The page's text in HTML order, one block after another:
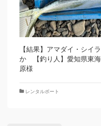
【結果】アマダイ・シ
か 【釣り人】愛知県東
原様
レンタルボート